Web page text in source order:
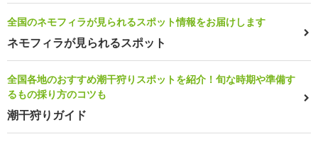
全国のネモフィラが見られるスポット情報をお届けします
ネモフィラが見られるスポット
全国各地のおすすめ潮干狩りスポットを紹介！旬な時期や準備す
るもの採り方のコツも
潮干狩りガイド